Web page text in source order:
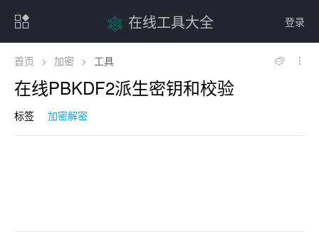
登录
在线工具大全
首页 > 加密 > 工具
在线PBKDF2派生密钥和校验
标签 加密解密